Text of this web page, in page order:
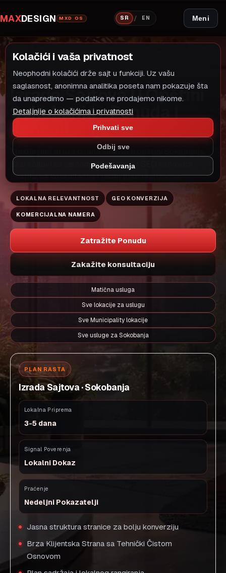
MAXDESIGN MXD OS SR / EN Meni
IZRADA SAJTOVA
LOKALNI MODEL RASTA
Izrada Sajtova U Opštini
Sokobanja - Ponuda I
Konsultacije
MaxDesign pruža izrada sajtova u opštini Sokobanja.
Brzi sajtovi sa jasnom strukturom i SEO osnovom.
Besplatna konsultacija i jasan plan realizacije.
LOKALNA RELEVANTNOST GEO KONVERZIJA
KOMERCIJALNA NAMERA
Zatražite Ponudu
Zakažite konsultaciju
Matična usluga
Sve lokacije za uslugu
Sve Municipality lokacije
Sve usluge za Sokobanja
PLAN RASTA
Izrada Sajtova · Sokobanja
Lokalna Priprema
3-5 dana
Signal Poverenja
Lokalni Dokaz
Praćenje
Nedeljni Pokazatelji
Jasna struktura stranice za bolju konverziju
Brza Klijentska Strana sa Tehnički Čistom
Osnovom
Kolačići i vaša privatnost
Neophodni kolačići drže sajt u funkciji. Uz vašu
saglasnost, anonimna analitika poseta nam pokazuje šta
da unapredimo — podatke ne prodajemo nikome.
Detaljnije o kolačićima i privatnosti
Prihvati sve
Odbij sve
Podešavanja